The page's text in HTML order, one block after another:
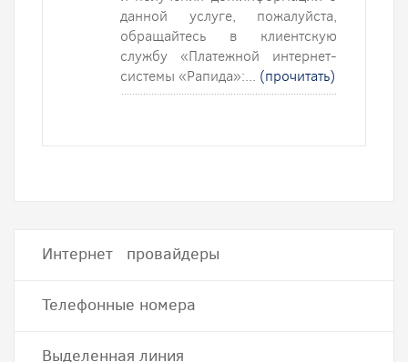
данной услуге, пожалуйста,
обращайтесь в клиентскую
службу «Платежной интернет-
системы «Рапида»:... (прочитать)
Интернет провайдеры
Телефонные номера
Выделенная линия